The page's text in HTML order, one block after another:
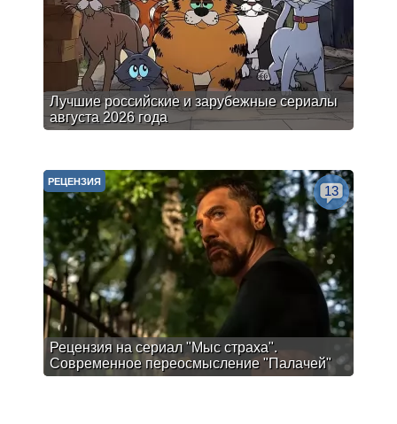
Лучшие российские и зарубежные сериалы
августа 2026 года
Рецензия на сериал "Мыс страха".
Современное переосмысление "Палачей"
РЕЦЕНЗИЯ
13